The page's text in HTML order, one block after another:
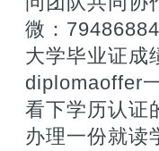
微：
大学毕业证
diplomaoffer
看下学历认证
办理一份就读